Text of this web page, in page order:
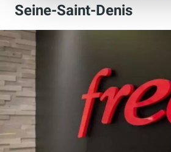
Seine-Saint-Denis